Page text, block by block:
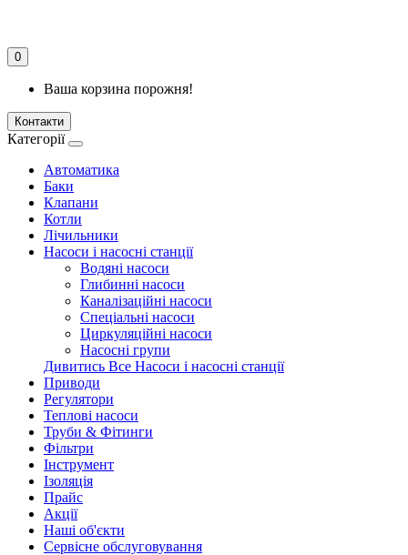
0
Ваша корзина порожня!
Контакти
Категорії
Автоматика
Баки
Клапани
Котли
Лічильники
Насоси і насосні станції
Водяні насоси
Глибинні насоси
Каналізаційні насоси
Спеціальні насоси
Циркуляційні насоси
Насосні групи
Дивитись Все Насоси і насосні станції
Приводи
Регулятори
Теплові насоси
Труби & Фітинги
Фільтри
Інструмент
Ізоляція
Прайс
Акції
Наші об'єкти
Сервісне обслуговування